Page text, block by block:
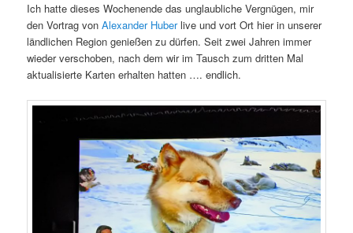
Ich hatte dieses Wochenende das unglaubliche Vergnügen, mir
den Vortrag von Alexander Huberlive und vort Ort hier in unserer
ländlichen Region genießen zu dürfen. Seit zwei Jahren immer
wieder verschoben, nach dem wir im Tausch zum dritten Mal
aktualisierte Karten erhalten hatten …. endlich.